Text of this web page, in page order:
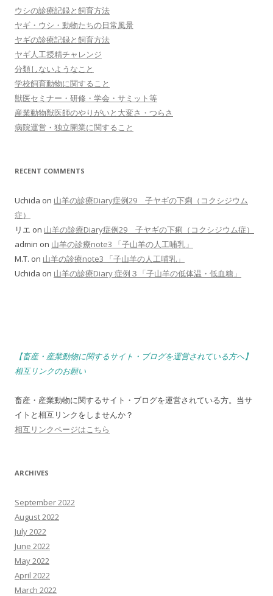
ウシの診療記録と飼育方法
ヤギ・ウシ・動物たちの日常風景
ヤギの診療記録と飼育方法
ヤギ人工授精チャレンジ
分類しないようなこと
学校飼育動物に関すること
獣医セミナー・研修・学会・サミット等
産業動物獣医師のやりがいと大変さ・つらさ
病院運営・独立開業に関すること
RECENT COMMENTS
Uchida on 山羊の診療Diary症例29 子ヤギの下痢（コクシジウム
症）
リエ on 山羊の診療Diary症例29 子ヤギの下痢（コクシジウム症）
admin on 山羊の診療note3 「子山羊の人工哺乳」
M.T. on 山羊の診療note3 「子山羊の人工哺乳」
Uchida on 山羊の診療Diary 症例３「子山羊の低体温・低血糖」
【畜産・産業動物に関するサイト・ブログを運営されている方へ】
相互リンクのお願い
畜産・産業動物に関するサイト・ブログを運営されている方。当サ
イトと相互リンクをしませんか？
相互リンクページはこちら
ARCHIVES
September 2022
August 2022
July 2022
June 2022
May 2022
April 2022
March 2022